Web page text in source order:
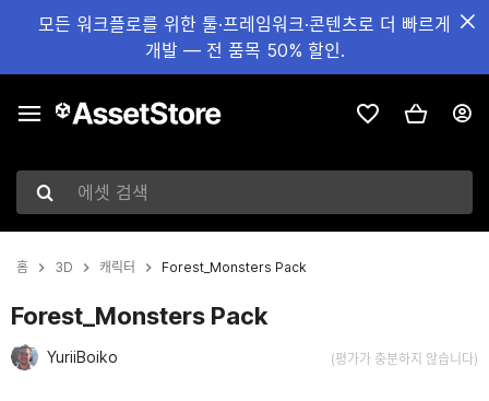
모든 워크플로를 위한 툴·프레임워크·콘텐츠로 더 빠르게
개발 — 전 품목 50% 할인.
에셋 검색
홈 3D 캐릭터 Forest_Monsters Pack
Forest_Monsters Pack
YuriiBoiko (평가가 충분하지 않습니다)